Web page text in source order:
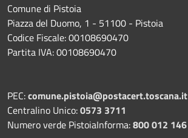
Comune di Pistoia
Piazza del Duomo, 1 - 51100 - Pistoia
Codice Fiscale: 00108690470
Partita IVA: 00108690470
PEC:comune.pistoia@postacert.toscana.it
Centralino Unico:0573 3711
Numero verde PistoiaInforma:800 012 146